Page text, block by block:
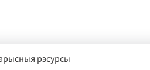
рэсурсы